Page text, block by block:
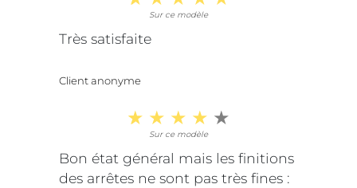
Sur ce modèle
Très satisfaite
Client anonyme
Sur ce modèle
Bon état général mais les finitions
des arrêtes ne sont pas très fines :